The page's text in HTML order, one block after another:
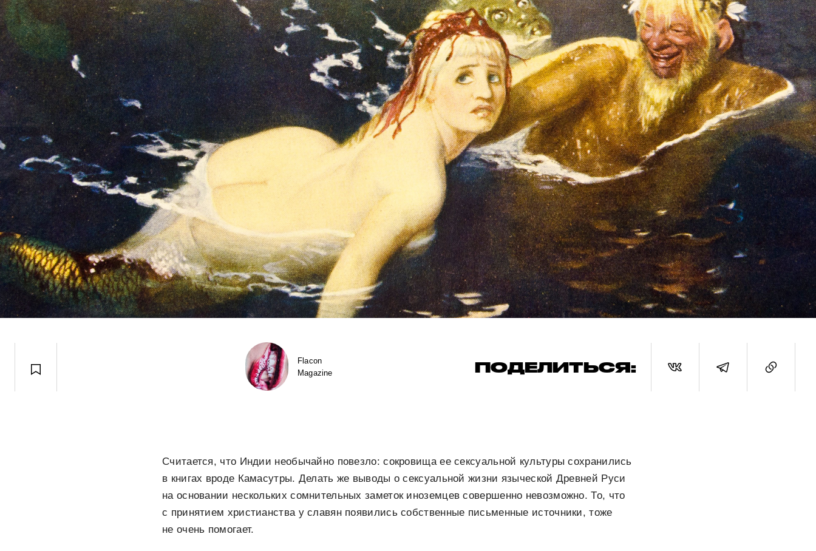
Flacon
Magazine
ПОДЕЛИТЬСЯ:
Считается, что Индии необычайно повезло: сокровища ее сексуальной культуры сохранились
в книгах вроде Камасутры. Делать же выводы о сексуальной жизни языческой Древней Руси
на основании нескольких сомнительных заметок иноземцев совершенно невозможно. То, что
с принятием христианства у славян появились собственные письменные источники, тоже
не очень помогает.